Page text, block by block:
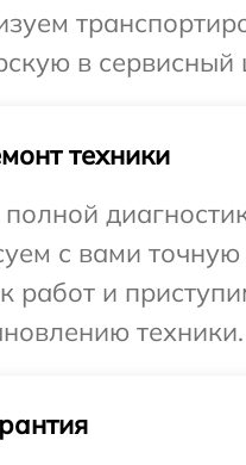
в сервисный
техники
с вами точную
работ и
техники.